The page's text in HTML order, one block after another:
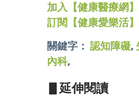
加入【健康醫療網
訂閱【健康愛樂活
關鍵字： 認知障礙,
內科,
▋延伸閱讀